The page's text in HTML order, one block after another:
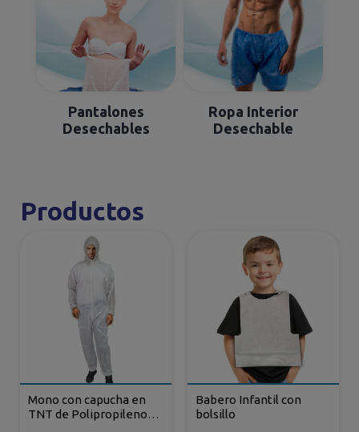
Pantalones
Desechables
Ropa Interior
Desechable
Productos
Mono con capucha en
TNT de Polipropileno
Babero Infantil con
bolsillo